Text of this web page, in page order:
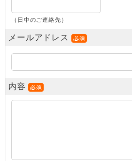
（日中のご連絡先）
メールアドレス
内容